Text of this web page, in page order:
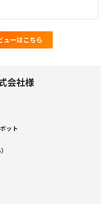
会社様
ット
ューはこちら